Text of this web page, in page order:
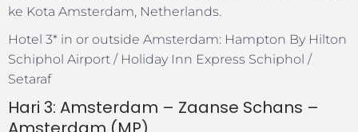
ke Kota Amsterdam, Netherlands.
Hotel 3* in or outside Amsterdam: Hampton By Hilton
Schiphol Airport / Holiday Inn Express Schiphol /
Setaraf
Hari 3: Amsterdam – Zaanse Schans –